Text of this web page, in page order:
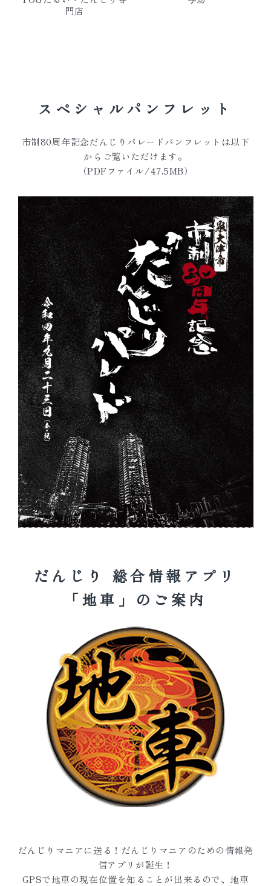
門店
スペシャルパンフレット
市制80周年記念だんじりパレードパンフレットは以下
からご覧いただけます。
（PDFファイル/47.5MB）
だんじり 総合情報アプリ
「地車」のご案内
だんじりマニアに送る！だんじりマニアのための情報発
信アプリが誕生！
GPSで地車の現在位置を知ることが出来るので、地車